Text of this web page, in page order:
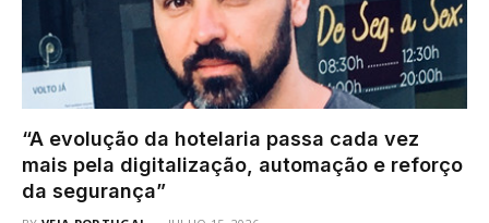
“A evolução da hotelaria passa cada vez
mais pela digitalização, automação e reforço
da segurança”